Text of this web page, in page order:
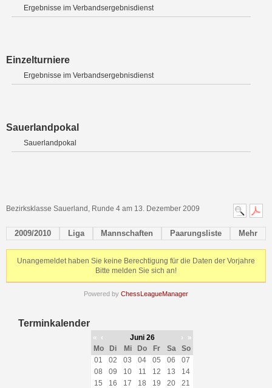
Ergebnisse im Verbandsergebnisdienst
Einzelturniere
Ergebnisse im Verbandsergebnisdienst
Sauerlandpokal
Sauerlandpokal
Bezirksklasse Sauerland, Runde 4 am 13. Dezember 2009
2009/2010 Liga Mannschaften Paarungsliste Mehr
Unangemeldet haben Sie keine Berechtigung für die Daten der Vorjahre
Bitte melden Sie sich an!
Powered by ChessLeagueManager
Terminkalender
« ‹ Juni 26 ›
»
Mo
Di Mi Do Fr Sa
So
01
02 03 04 05 06
07
08
09 10 11 12 13
14
15
16 17 18 19 20
21